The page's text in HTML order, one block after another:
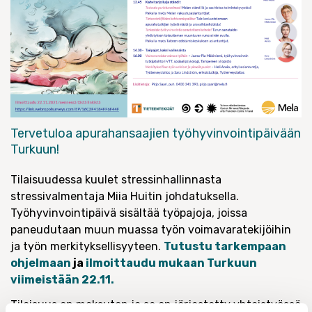
Tervetuloa apurahansaajien työhyvinvointipäivään
Turkuun!
Tilaisuudessa kuulet stressinhallinnasta
stressivalmentaja Miia Huitin johdatuksella.
Työhyvinvointipäivä sisältää työpajoja, joissa
paneudutaan muun muassa työn voimavaratekijöihin
ja työn merkityksellisyyteen. Tutustu tarkempaan
ohjelmaan ja ilmoittaudu mukaan Turkuun
viimeistään 22.11.
Tilaisuus on maksuton ja se on järjestetty yhteistyössä